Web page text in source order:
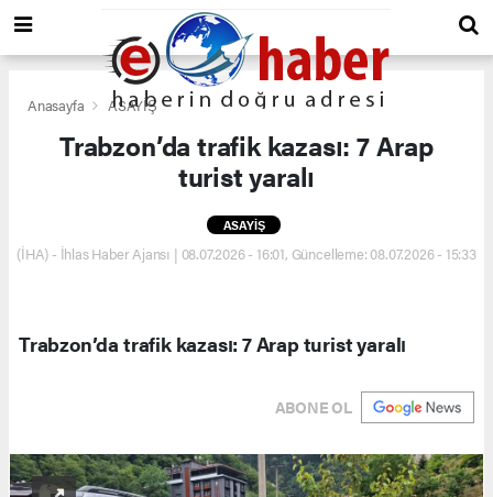
Anasayfa ASAYİŞ
Trabzon’da trafik kazası: 7 Arap
turist yaralı
ASAYİŞ
(İHA) - İhlas Haber Ajansı | 08.07.2026 - 16:01, Güncelleme: 08.07.2026 - 15:33
Trabzon’da trafik kazası: 7 Arap turist yaralı
ABONE OL